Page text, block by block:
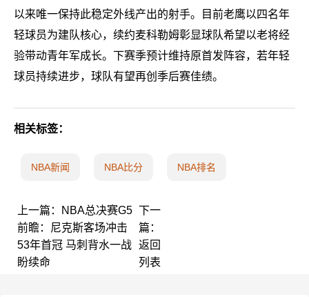
以来唯一保持此稳定外线产出的射手。目前老鹰以四名年
轻球员为建队核心，续约麦科勒姆彰显球队希望以老将经
验带动青年军成长。下赛季预计维持原首发阵容，若年轻
球员持续进步，球队有望再创季后赛佳绩。
相关标签：
NBA新闻 NBA比分 NBA排名
上一篇：
NBA总决赛G5
前瞻：尼克斯客场冲击
53年首冠 马刺背水一战
盼续命
下一
篇：
返回
列表